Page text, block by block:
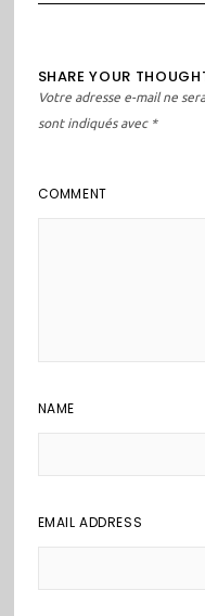
SHARE YOUR
Votre adresse e-mail ne
sont indiqués avec *
COMMENT
NAME
EMAIL ADDRESS